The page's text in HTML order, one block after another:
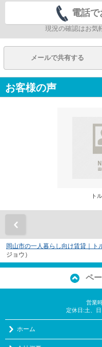
電話
現況の確認はお気
メールで共有する
お客様の声
ト
岡山市の一人暮らし向け賃貸｜ト
ジョウ）
ペ
営業
定休日:土、
ホーム